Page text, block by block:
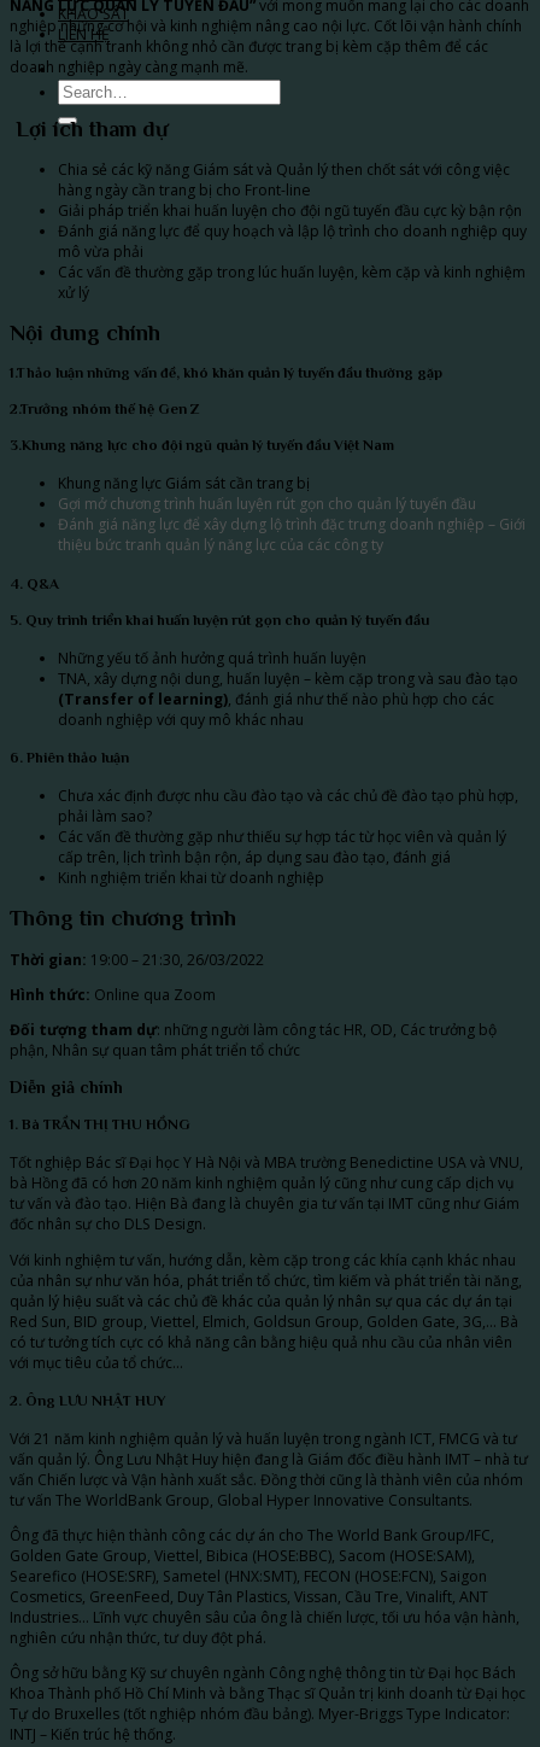
KHẢO SÁT
LIÊN HỆ
NĂNG LỰC QUẢN LÝ TUYẾN ĐẦU”với mong muốn mang lại cho các doanh
nghiệp những cơ hội và kinh nghiệm nâng cao nội lực. Cốt lõi vận hành chính
là lợi thế cạnh tranh không nhỏ cần được trang bị kèm cặp thêm để các
doanh nghiệp ngày càng mạnh mẽ.
Lợi ích tham dự
Chia sẻ các kỹ năng Giám sát và Quản lý then chốt sát với công việc
hàng ngày cần trang bị cho Front-line
Giải pháp triển khai huấn luyện cho đội ngũ tuyến đầu cực kỳ bận rộn
Đánh giá năng lực để quy hoạch và lập lộ trình cho doanh nghiệp quy
mô vừa phải
Các vấn đề thường gặp trong lúc huấn luyện, kèm cặp và kinh nghiệm
xử lý
Nội dung chính
1.Thảo luận những vấn đề, khó khăn quản lý tuyến đầu thường gặp
2.Trưởng nhóm thế hệ Gen Z
3.Khung năng lực cho đội ngũ quản lý tuyến đầu Việt Nam
Khung năng lực Giám sát cần trang bị
Gợi mở chương trình huấn luyện rút gọn cho quản lý tuyến đầu
Đánh giá năng lực để xây dựng lộ trình đặc trưng doanh nghiệp – Giới
thiệu bức tranh quản lý năng lực của các công ty
4. Q&A
5. Quy trình triển khai huấn luyện rút gọn cho quản lý tuyến đầu
Những yếu tố ảnh hưởng quá trình huấn luyện
TNA, xây dựng nội dung, huấn luyện – kèm cặp trong và sau đào tạo
(Transfer of learning), đánh giá như thế nào phù hợp cho các
doanh nghiệp với quy mô khác nhau
6. Phiên thảo luận
Chưa xác định được nhu cầu đào tạo và các chủ đề đào tạo phù hợp,
phải làm sao?
Các vấn đề thường gặp như thiếu sự hợp tác từ học viên và quản lý
cấp trên, lịch trình bận rộn, áp dụng sau đào tạo, đánh giá
Kinh nghiệm triển khai từ doanh nghiệp
Thông tin chương trình
Thời gian: 19:00 – 21:30, 26/03/2022
Hình thức: Online qua Zoom
Đối tượng tham dự: những người làm công tác HR, OD, Các trưởng bộ
phận, Nhân sự quan tâm phát triển tổ chức
Diễn giả chính
1. Bà TRẦN THỊ THU HỒNG
Tốt nghiệp Bác sĩ Đại học Y Hà Nội và MBA trường Benedictine USA và VNU,
bà Hồng đã có hơn 20 năm kinh nghiệm quản lý cũng như cung cấp dịch vụ
tư vấn và đào tạo. Hiện Bà đang là chuyên gia tư vấn tại IMT cũng như Giám
đốc nhân sự cho DLS Design.
Với kinh nghiệm tư vấn, hướng dẫn, kèm cặp trong các khía cạnh khác nhau
của nhân sự như văn hóa, phát triển tổ chức, tìm kiếm và phát triển tài năng,
quản lý hiệu suất và các chủ đề khác của quản lý nhân sự qua các dự án tại
Red Sun, BID group, Viettel, Elmich, Goldsun Group, Golden Gate, 3G,… Bà
có tư tưởng tích cực có khả năng cân bằng hiệu quả nhu cầu của nhân viên
với mục tiêu của tổ chức…
2. Ông LƯU NHẬT HUY
Với 21 năm kinh nghiệm quản lý và huấn luyện trong ngành ICT, FMCG và tư
vấn quản lý. Ông Lưu Nhật Huy hiện đang là Giám đốc điều hành IMT – nhà tư
vấn Chiến lược và Vận hành xuất sắc. Đồng thời cũng là thành viên của nhóm
tư vấn The WorldBank Group, Global Hyper Innovative Consultants.
Ông đã thực hiện thành công các dự án cho The World Bank Group/IFC,
Golden Gate Group, Viettel, Bibica (HOSE:BBC), Sacom (HOSE:SAM),
Searefico (HOSE:SRF), Sametel (HNX:SMT), FECON (HOSE:FCN), Saigon
Cosmetics, GreenFeed, Duy Tân Plastics, Vissan, Cầu Tre, Vinalift, ANT
Industries… Lĩnh vực chuyên sâu của ông là chiến lược, tối ưu hóa vận hành,
nghiên cứu nhận thức, tư duy đột phá.
Ông sở hữu bằng Kỹ sư chuyên ngành Công nghệ thông tin từ Đại học Bách
Khoa Thành phố Hồ Chí Minh và bằng Thạc sĩ Quản trị kinh doanh từ Đại học
Tự do Bruxelles (tốt nghiệp nhóm đầu bảng). Myer-Briggs Type Indicator:
INTJ – Kiến trúc hệ thống.